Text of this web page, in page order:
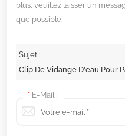
plus, veuillez laisser un
que possible.
Sujet :
* E-Mail :